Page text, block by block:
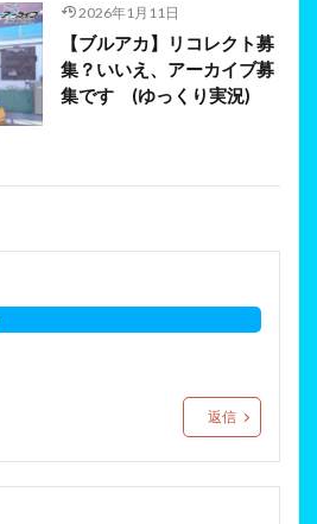
2026年1月11日
【ブルアカ】リコレクト募
集？いいえ、アーカイブ募
集です (ゆっくり実況)
返信